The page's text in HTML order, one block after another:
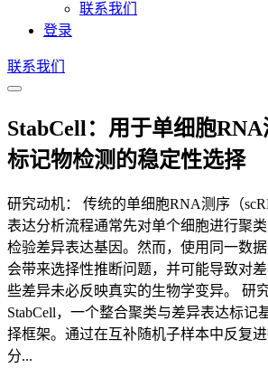
联系我们
登录
联系我们
StabCell：用于单细胞
标记物检测的稳定性选择
研究动机： 传统的单细胞RNA测序（
表达分析流程通常先对单个细胞进行聚
检验差异表达基因。然而，使用同一数
会带来选择性推断问题，并可能导致对
些差异未必反映真实的生物学变异。 研
StabCell，一个整合聚类与差异表达标记
择框架。通过在互补随机子样本中反复
分...